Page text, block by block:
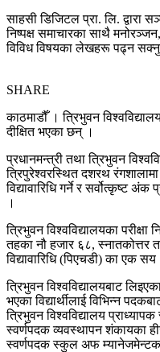
साहसी डिजिटल प्रा. लि. द्वारा
निष्पक्ष समाचारका साथै
विविध विषयका लेखहरू पढ्न
SHARE
काठमाडौँ । त्रिभुवन
दीक्षित भएका छन् ।
प्रधानमन्त्री तथा त्रिभुवन
त्रिपुरेश्वरस्थित दशरथ
विद्यावारिधि गर्ने र सर्वोत्कृष्ट अंक
।
त्रिभुवन विश्वविद्यालयका
तहका नौ हजार ६८,
विद्यावारिधि (पिएचडी) का एक सय
त्रिभुवन विश्वविद्यालयबाट
भएका विद्यार्थीलाई विभिन्न
त्रिभुवन विश्वविद्यालय
स्वर्णपदक व्यवस्थापन शंकायका
स्वर्णपदक स्कुल अफ